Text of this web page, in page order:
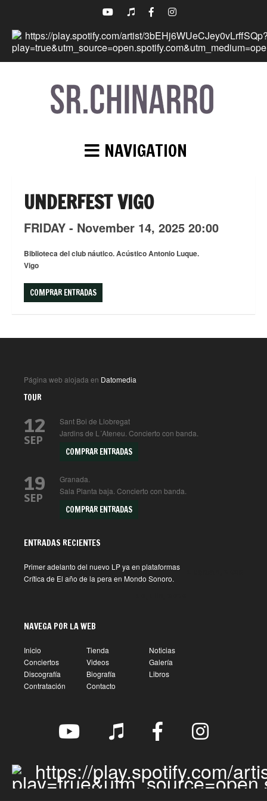
NAVIGATION
UNDERFEST VIGO
FRIDAY - November 14, 2025 20:00
Biblioteca del club náutico. Acústico Antonio Luque.
Vigo
COMPRAR ENTRADAS
Página web alojada en Datomedia
TOUR
12
SEP
Sant Boi de Llobregat
Jardins de L´Ateneu. Concierto con banda.
COMPRAR ENTRADAS
19
SEP
Granada.
Sala Planta baja. Concierto con banda.
COMPRAR ENTRADAS
ENTRADAS RECIENTES
Primer adelanto del nuevo LP ya en plataformas
Crítica de El año de la pera en Mondo Sonoro.
NAVEGA POR LA WEB
Inicio Tienda
Noticias
Conciertos
Videos
Galería
Discografía
Biografía
Libros
Contratación
Contacto